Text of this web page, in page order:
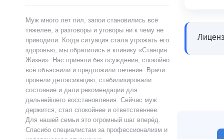
Муж много лет пил, запои становились всё
тяжелее, а разговоры и уговоры ни к чему не
приводили. Когда ситуация стала угрожать его
здоровью, мы обратились в клинику «Станция
Жизни». Нас приняли без осуждения, спокойно
всё объяснили и предложили лечение. Врачи
провели детоксикацию, стабилизировали
состояние и дали рекомендации для
дальнейшего восстановления. Сейчас муж
держится, стал спокойнее и ответственнее.
Для нашей семьи это огромный шаг вперёд.
Спасибо специалистам за профессионализм и
Я сам обратился
полностью
страшно и